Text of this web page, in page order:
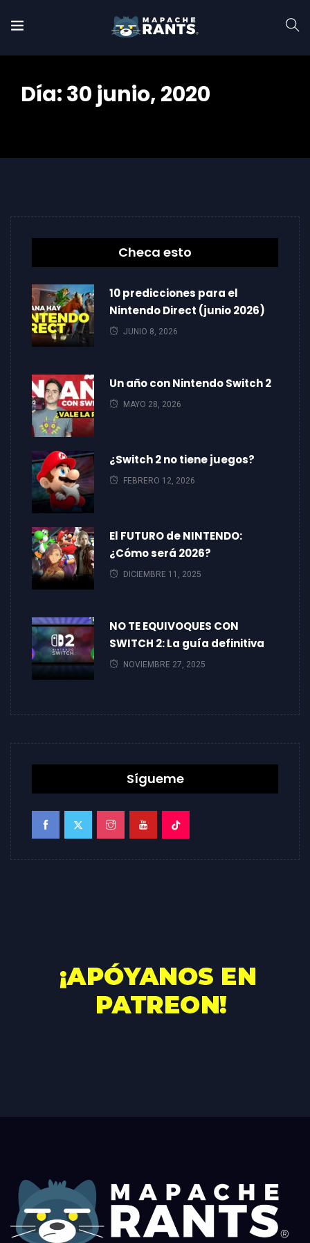
Día:30 junio, 2020
Checa esto
10 predicciones para el
Nintendo Direct (junio 2026)
JUNIO 8, 2026
Un año con Nintendo Switch 2
MAYO 28, 2026
¿Switch 2 no tiene juegos?
FEBRERO 12, 2026
El FUTURO de NINTENDO:
¿Cómo será 2026?
DICIEMBRE 11, 2025
NO TE EQUIVOQUES CON
SWITCH 2: La guía definitiva
NOVIEMBRE 27, 2025
Sígueme